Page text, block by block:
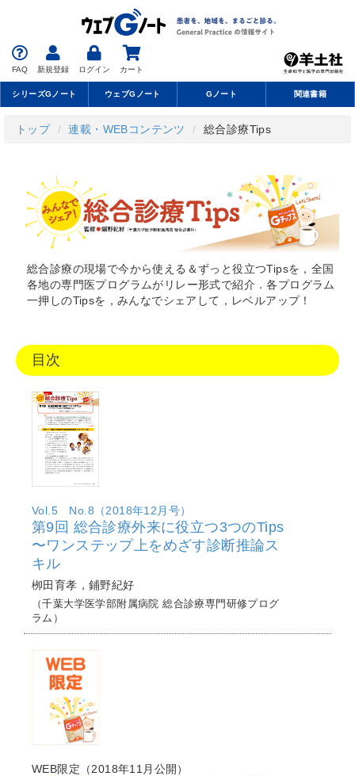
FAQ 新規登録 ログイン カート
シリーズGノート ウェブGノート Gノート 関連書籍
トップ 連載・WEBコンテンツ 総合診療Tips
総合診療の現場で今から使える＆ずっと役立つTipsを，全国
各地の専門医プログラムがリレー形式で紹介．各プログラム
一押しのTipsを，みんなでシェアして，レベルアップ！
目次
Vol.5 No.8（2018年12月号）
第9回 総合診療外来に役立つ3つのTips
〜ワンステップ上をめざす診断推論ス
キル
栁田育孝，鋪野紀好
（千葉大学医学部附属病院 総合診療専門研修プログ
ラム）
WEB限定（2018年11月公開）